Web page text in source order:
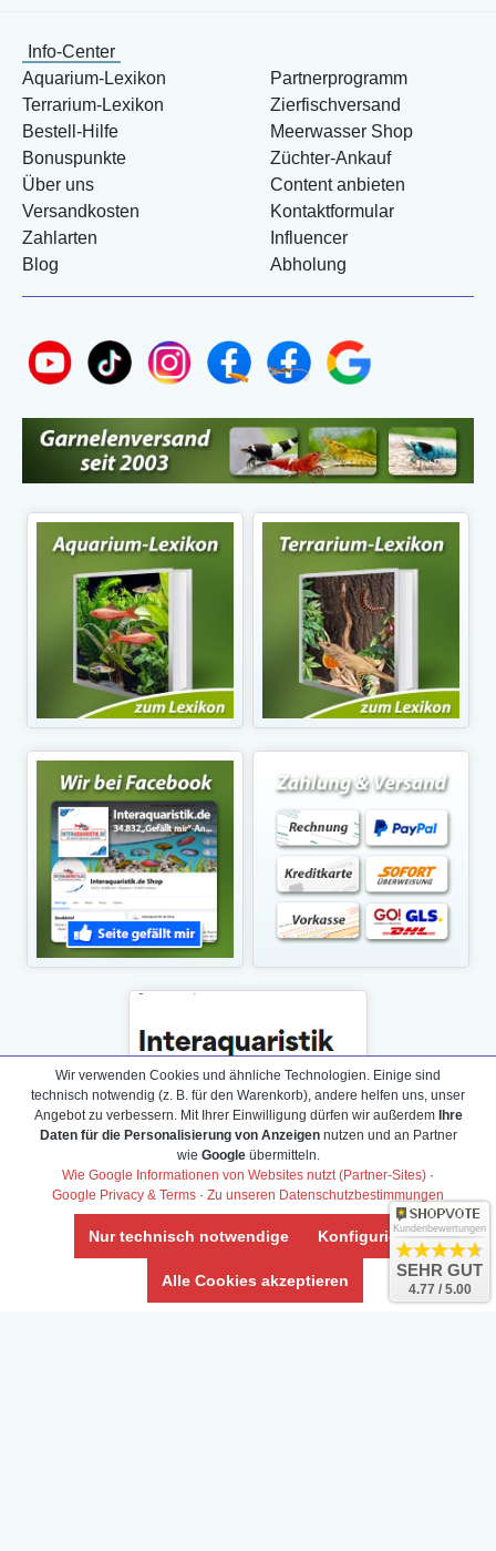
Info-Center
Aquarium-Lexikon
Terrarium-Lexikon
Bestell-Hilfe
Bonuspunkte
Über uns
Versandkosten
Zahlarten
Blog
Partnerprogramm
Zierfischversand
Meerwasser Shop
Züchter-Ankauf
Content anbieten
Kontaktformular
Influencer
Abholung
Daten­schutz­erklärung
Widerrufs­recht /Widerrufs­formular
Wir verwenden Cookies und ähnliche Technologien. Einige sind
technisch notwendig (z. B. für den Warenkorb), andere helfen uns, unser
Angebot zu verbessern. Mit Ihrer Einwilligung dürfen wir außerdem Ihre
Daten für die Personalisierung von Anzeigennutzen und an Partner
wie Googleübermitteln.
Wie Google Informationen von Websites nutzt (Partner-Sites) ·
Google Privacy & Terms · Zu unseren Datenschutzbestimmungen
Nur technisch notwendige Konfigurieren
Alle Cookies akzeptieren
Kundenbewertungen
SEHR GUT
4.77 / 5.00